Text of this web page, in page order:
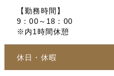
【勤務時間】
9：00～18：00
※内1時間休憩
休日・休暇